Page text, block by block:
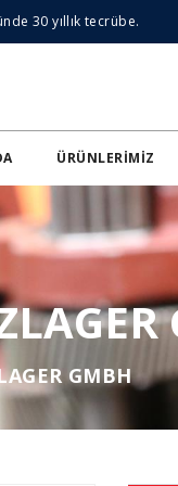
30 yıllık tecrübe.
ÜRÜNLERIMIZ
GMBH